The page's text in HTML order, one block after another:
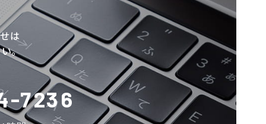
は
。
7236